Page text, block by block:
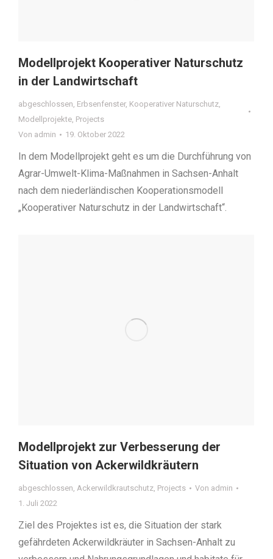
Modellprojekt Kooperativer Naturschutz
in der Landwirtschaft
abgeschlossen, Erbsenfenster, Kooperativer Naturschutz,
Modellprojekte, Projects
Von admin 19. Oktober 2022
In dem Modellprojekt geht es um die Durchführung von
Agrar-Umwelt-Klima-Maßnahmen in Sachsen-Anhalt
nach dem niederländischen Kooperationsmodell
„Kooperativer Naturschutz in der Landwirtschaft“.
Modellprojekt zur Verbesserung der
Situation von Ackerwildkräutern
abgeschlossen, Ackerwildkrautschutz, Projects Von admin
1. Juli 2022
Ziel des Projektes ist es, die Situation der stark
gefährdeten Ackerwildkräuter in Sachsen-Anhalt zu